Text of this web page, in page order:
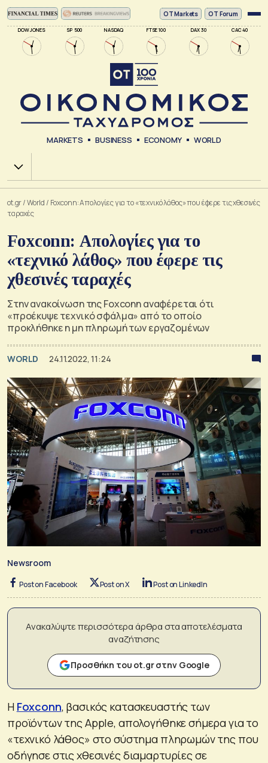
DOW JONES SP 500 NASDAQ FTSE 100 DAX 30 CAC 40
ΟΤ Markets OT Forum
MARKETS BUSINESS ECONOMY WORLD
Χ.Α.
ot.gr/World / Foxconn: Απολογίες για το «τεχνικό λάθος» που έφερε τις χθεσινές
ταραχές
Foxconn: Απολογίες για το
«τεχνικό λάθος» που έφερε τις
χθεσινές ταραχές
Στην ανακοίνωση της Foxconn αναφέρεται ότι
«προέκυψε τεχνικό σφάλμα» από το οποίο
προκλήθηκε η μη πληρωμή των εργαζομένων
WORLD 24.11.2022, 11:24
Newsroom
Post on Facebook Post on X Post on LinkedIn
Ανακαλύψτε περισσότερα άρθρα στα αποτελέσματα
αναζήτησης
Προσθήκη του ot.gr στην Google
Η Foxconn, βασικός κατασκευαστής των
προϊόντων της Apple, απολογήθηκε σήμερα για το
«τεχνικό λάθος» στο σύστημα πληρωμών της που
οδήγησε στις χθεσινές διαμαρτυρίες σε